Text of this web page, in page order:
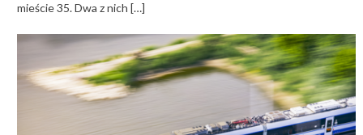
mieście 35. Dwa z nich […]